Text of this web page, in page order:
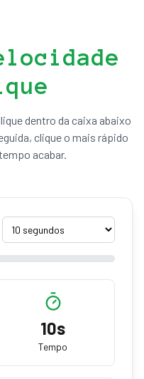
dentro da caixa abaixo
clique o mais rápido
acabar.
10s
Tempo